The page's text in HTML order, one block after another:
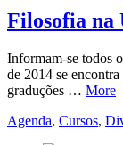
Filosofia na
Informam-se todos
de 2014 se
graduções … More
Agenda, Cursos,